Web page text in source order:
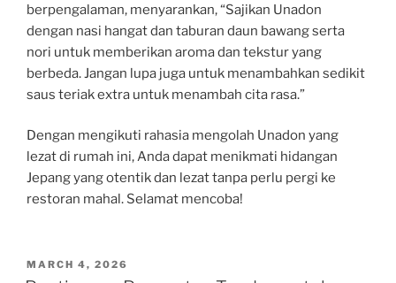
berpengalaman, menyarankan, “Sajikan Unadon
dengan nasi hangat dan taburan daun bawang serta
nori untuk memberikan aroma dan tekstur yang
berbeda. Jangan lupa juga untuk menambahkan sedikit
saus teriak extra untuk menambah cita rasa.”
Dengan mengikuti rahasia mengolah Unadon yang
lezat di rumah ini, Anda dapat menikmati hidangan
Jepang yang otentik dan lezat tanpa perlu pergi ke
restoran mahal. Selamat mencoba!
POSTED
ON
MARCH 4, 2026